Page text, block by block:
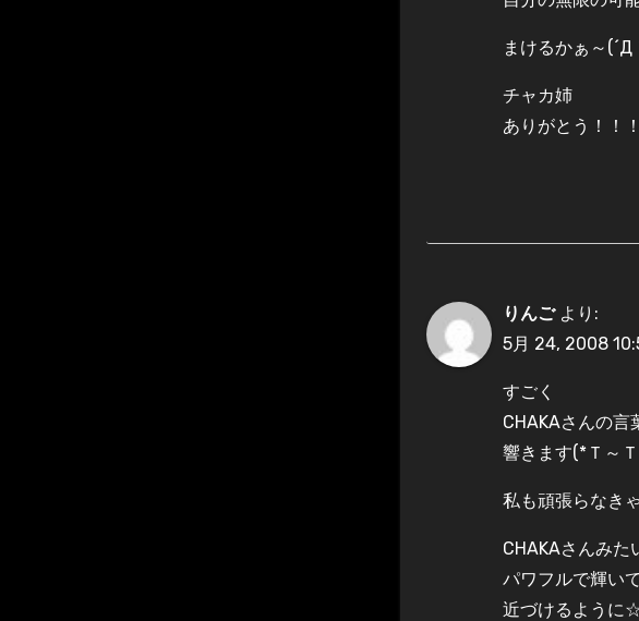
まけるかぁ～(´Д
チャカ姉
ありがとう！！！
りんご より:
5月 24, 2008
すごく
CHAKAさんの言
響きます(*Ｔ～
私も頑張らなき
CHAKAさんみた
パワフルで輝い
近づけるように